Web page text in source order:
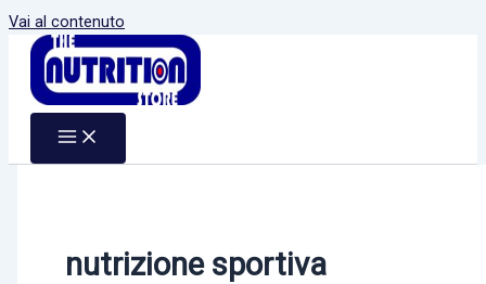
Vai al contenuto
nutrizione sportiva